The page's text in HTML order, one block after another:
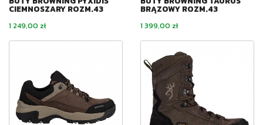
CIEMNOSZARY ROZM.43
Cena
1 249,00 zł
BRĄZOWY ROZM.43
Cena
1 399,00 zł